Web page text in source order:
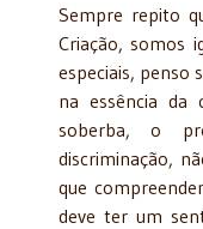
Sempre repito
Criação, somos
especiais, penso
na essência da
soberba, o
discriminação,
que
deve ter um